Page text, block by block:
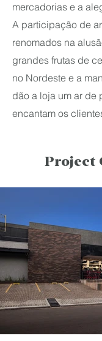
mercadorias e a
A participação de
renomados na
grandes frutas de
no Nordeste e a
dão a loja um ar de
encantam os
Project